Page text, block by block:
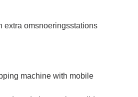
extra omsnoeringsstations